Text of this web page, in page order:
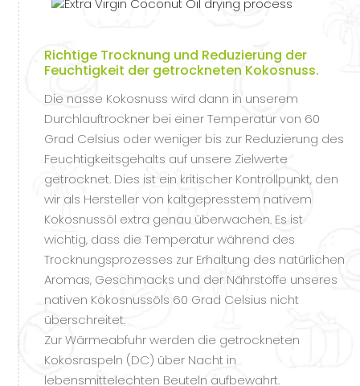
Richtige Trocknung und Reduzierung der
Feuchtigkeit der getrockneten Kokosnuss.
Die nasse Kokosnuss wird dann in unserem
Durchlauftrockner bei einer Temperatur von 60
Grad Celsius oder weniger bis zur Reduzierung des
Feuchtigkeitsgehalts auf unsere Zielwerte
getrocknet. Dies ist ein kritischer Kontrollpunkt, den
wir als Hersteller von kaltgepresstem nativem
Kokosnussöl extra genau überwachen. Es ist
wichtig, dass die Temperatur während des
Trocknungsprozesses zur Erhaltung des natürlichen
Aromas, Geschmacks und der Nährstoffe unseres
nativen Kokosnussöls 60 Grad Celsius nicht
überschreitet.
Zur Wärmeabfuhr werden die getrockneten
Kokosraspeln (DC) über Nacht in
lebensmittelechten Beuteln aufbewahrt.